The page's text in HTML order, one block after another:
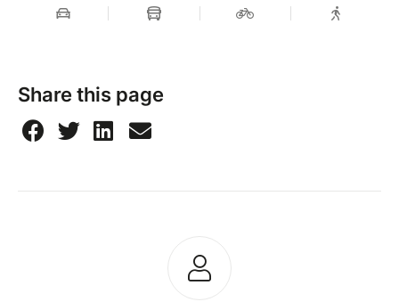
Share this page